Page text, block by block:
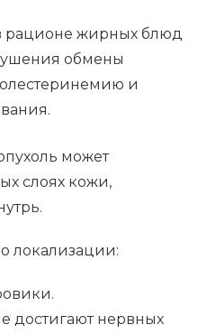
рационе жирных блюд
обмены
и
может
слоях кожи,
локализации:
достигают нервных